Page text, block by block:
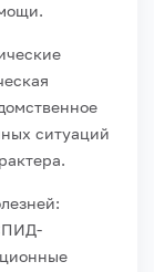
ситуаций